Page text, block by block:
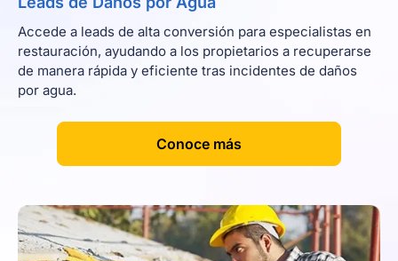
Accede a leads de alta conversión para especialistas en
restauración, ayudando a los propietarios a recuperarse
de manera rápida y eficiente tras incidentes de daños
por agua.
[
Conoce más]